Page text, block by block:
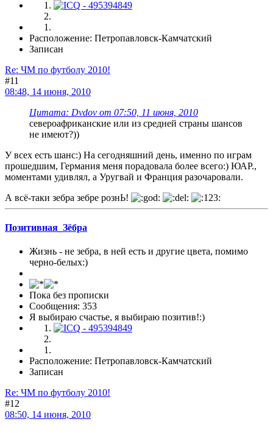
Расположение: Петропавловск-Камчатский
Записан
Re: ЧМ по футболу 2010!
#11
08:48, 14 июня, 2010
Цитата: Dvdov от 07:50, 11 июня, 2010
североафриканские или из средней страны шансов
не имеют?))
У всех есть шанс:) На сегодняшний день, именно по играм
прошедшим, Германия меня порадовала более всего:) ЮАР.,
моментами удивлял, а Уругвай и Франция разочаровали.
А всё-таки зебра зебре рознЬ!
Позитивная_Зёбра
Жизнь - не зебра, в ней есть и другие цвета, помимо
черно-белых:)
Пока без прописки
Сообщения: 353
Я выбираю счастье, я выбираю позитив!:)
Расположение: Петропавловск-Камчатский
Записан
Re: ЧМ по футболу 2010!
#12
08:50, 14 июня, 2010